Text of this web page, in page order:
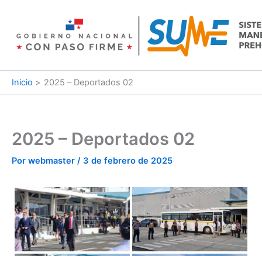
contenido
Inicio 2025 – Deportados 02
2025 – Deportados 02
Por webmaster / 3 de febrero de 2025